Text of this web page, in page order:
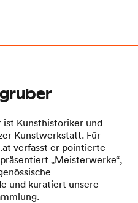
ist Kunsthistoriker und
Kunstwerkstatt. Für
verfasst er pointierte
„Meisterwerke“,
und kuratiert unsere